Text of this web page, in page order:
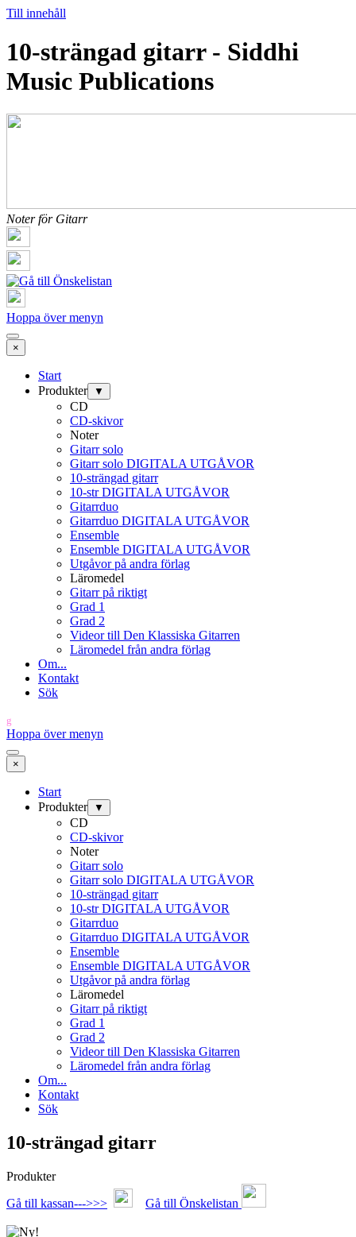
Till innehåll
10-strängad gitarr - Siddhi
Music Publications
Noter för Gitarr
Hoppa över menyn
×
Start
Produkter
▼
CD
CD-skivor
Noter
Gitarr solo
Gitarr solo DIGITALA UTGÅVOR
10-strängad gitarr
10-str DIGITALA UTGÅVOR
Gitarrduo
Gitarrduo DIGITALA UTGÅVOR
Ensemble
Ensemble DIGITALA UTGÅVOR
Utgåvor på andra förlag
Läromedel
Gitarr på riktigt
Grad 1
Grad 2
Videor till Den Klassiska Gitarren
Läromedel från andra förlag
Om...
Kontakt
Sök
g
Hoppa över menyn
×
Start
Produkter
▼
CD
CD-skivor
Noter
Gitarr solo
Gitarr solo DIGITALA UTGÅVOR
10-strängad gitarr
10-str DIGITALA UTGÅVOR
Gitarrduo
Gitarrduo DIGITALA UTGÅVOR
Ensemble
Ensemble DIGITALA UTGÅVOR
Utgåvor på andra förlag
Läromedel
Gitarr på riktigt
Grad 1
Grad 2
Videor till Den Klassiska Gitarren
Läromedel från andra förlag
Om...
Kontakt
Sök
10-strängad gitarr
Produkter
Gå till kassan--->>>
Gå till Önskelistan